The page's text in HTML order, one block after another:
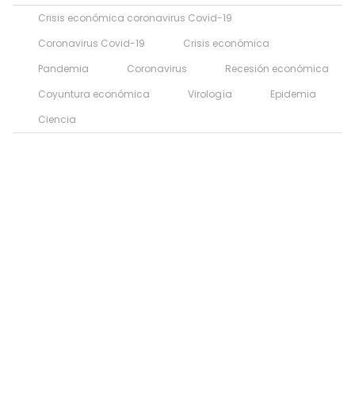
Crisis económica coronavirus Covid-19
Coronavirus Covid-19
Crisis económica
Pandemia
Coronavirus
Recesión económica
Coyuntura económica
Virología
Epidemia
Ciencia